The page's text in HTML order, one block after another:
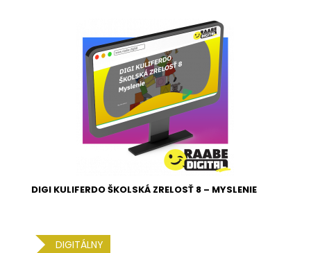
DIGI KULIFERDO ŠKOLSKÁ ZRELOSŤ 8 – MYSLENIE
DIGITÁLNY